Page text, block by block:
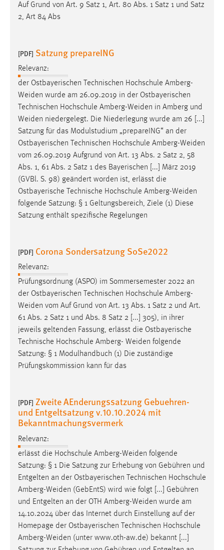
Auf Grund von Art. 9 Satz 1, Art. 80 Abs. 1 Satz 1 und Satz
2, Art 84 Abs
[PDF] Satzung prepareING
Relevanz:
der Ostbayerischen Technischen Hochschule Amberg-
Weiden wurde am 26.09.2019 in der Ostbayerischen
Technischen Hochschule Amberg-Weiden in Amberg und
Weiden niedergelegt. Die Niederlegung wurde am 26 [...]
Satzung für das Modulstudium „prepareING“ an der
Ostbayerischen Technischen Hochschule Amberg-Weiden
vom 26.09.2019 Aufgrund von Art. 13 Abs. 2 Satz 2, 58
Abs. 1, 61 Abs. 2 Satz 1 des Bayerischen [...] März 2019
(GVBl. S. 98) geändert worden ist, erlässt die
Ostbayerische Technische Hochschule Amberg-Weiden
folgende Satzung: § 1 Geltungsbereich, Ziele (1) Diese
Satzung enthält spezifische Regelungen
[PDF] Corona Sondersatzung SoSe2022
Relevanz:
Prüfungsordnung (ASPO) im Sommersemester 2022 an
der Ostbayerischen Technischen Hochschule Amberg-
Weiden vom Auf Grund von Art. 13 Abs. 1 Satz 2 und Art.
61 Abs. 2 Satz 1 und Abs. 8 Satz 2 [...] 305), in ihrer
jeweils geltenden Fassung, erlässt die Ostbayerische
Technische Hochschule Amberg- Weiden folgende
Satzung: § 1 Modulhandbuch (1) Die zuständige
Prüfungskommission kann für das
[PDF] Zweite AEnderungssatzung Gebuehren-
und Entgeltsatzung v.10.10.2024 mit
Bekanntmachungsvermerk
Relevanz:
erlässt die Hochschule Amberg-Weiden folgende
Satzung: § 1 Die Satzung zur Erhebung von Gebühren und
Entgelten an der Ostbayerischen Technischen Hochschule
Amberg-Weiden (GebEntS) wird wie folgt [...] Gebühren
und Entgelten an der OTH Amberg-Weiden wurde am
14.10.2024 über das Internet durch Einstellung auf der
Homepage der Ostbayerischen Technischen Hochschule
Amberg-Weiden (unter www.oth-aw.de) bekannt [...]